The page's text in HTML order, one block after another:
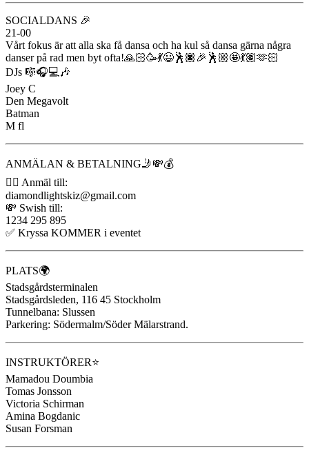
SOCIALDANS 🎉
21-00
Vårt fokus är att alla ska få dansa och ha kul så dansa gärna några
danser på rad men byt ofta!🙏🏻🥳💃😃🕺🏿🎉🕺🏼🤩💃🏽🫶🏻
DJs 🎼🎧💻🎶
Joey C
Den Megavolt
Batman
M fl
ANMÄLAN & BETALNING🤳💸💰
✍🏻 Anmäl till:
diamondlightskiz@gmail.com
💸 Swish till:
1234 295 895
✅ Kryssa KOMMER i eventet
PLATS🌍
Stadsgårdsterminalen
Stadsgårdsleden, 116 45 Stockholm
Tunnelbana: Slussen
Parkering: Södermalm/Söder Mälarstrand.
INSTRUKTÖRER⭐️
Mamadou Doumbia
Tomas Jonsson
Victoria Schirman
Amina Bogdanic
Susan Forsman